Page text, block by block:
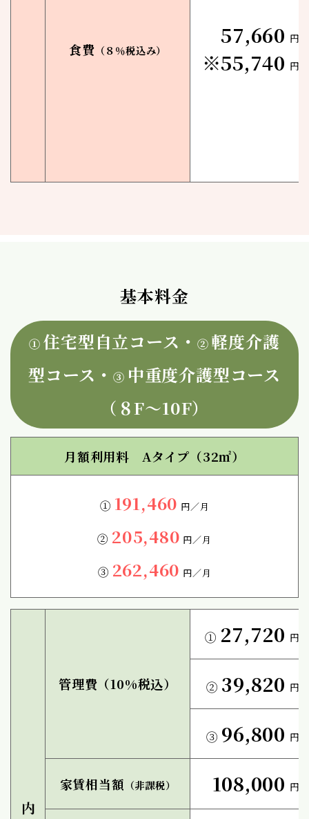
食費 （８％税込み）
57,660 円
※55,740 円
基本料金
① 住宅型自立コース・ ② 軽度介護
型コース・ ③ 中重度介護型コース
（８F〜10F）
月額利用料 Aタイプ（32㎡）
① 191,460 円／月
② 205,480 円／月
③ 262,460 円／月
管理費（10%税込）
① 27,720 円
② 39,820 円
③ 96,800 円
家賃相当額 （非課税） 108,000 円